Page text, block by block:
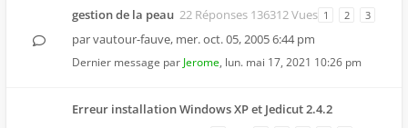
gestion de la peau 22 Réponses 136312 Vues 1 2 3
parvautour-fauve, mer. oct. 05, 2005 6:44 pm
Dernier message par Jerome, lun. mai 17, 2021 10:26 pm
Erreur installation Windows XP et Jedicut 2.4.2